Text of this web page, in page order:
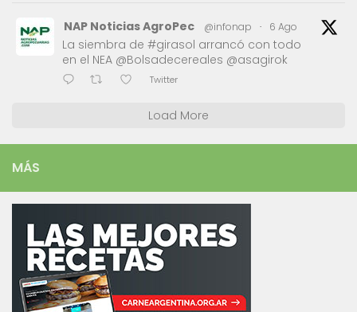
NAP Noticias AgroPec @infonap · 6 Ago
La siembra de #girasol arrancó con todo
en el NEA @Bolsadecereales @asagirok
Twitter
Load More
MÁS